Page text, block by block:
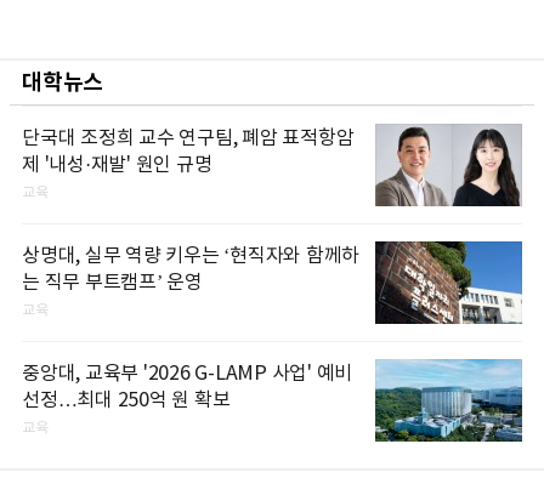
대학뉴스
단국대 조정희 교수 연구팀, 폐암 표적항암
제 '내성·재발' 원인 규명
교육
상명대, 실무 역량 키우는 ‘현직자와 함께하
는 직무 부트캠프’ 운영
교육
중앙대, 교육부 '2026 G-LAMP 사업' 예비
선정…최대 250억 원 확보
교육